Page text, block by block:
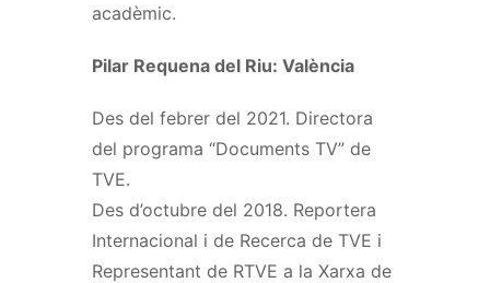
acadèmic.
Pilar Requena del Riu: València
Des del febrer del 2021. Directora
del programa “Documents TV” de
TVE.
Des d’octubre del 2018. Reportera
Internacional i de Recerca de TVE i
Representant de RTVE a la Xarxa de